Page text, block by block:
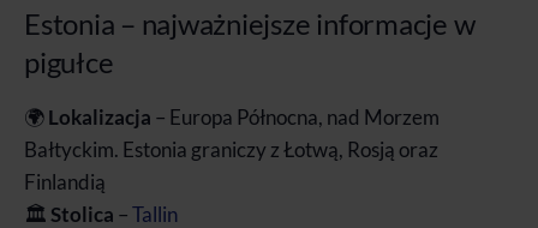
Estonia – najważniejsze informacje w
pigułce
🌍Lokalizacja – Europa Północna, nad Morzem
Bałtyckim. Estonia graniczy z Łotwą, Rosją oraz
Finlandią
🏛️Stolica –Tallin